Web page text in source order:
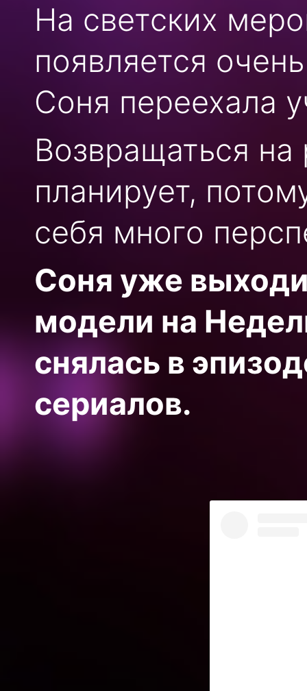
На светских
появляется
Соня переехала
Возвращаться
планирует,
себя много
Соня уже
модели на
снялась в
сериалов.